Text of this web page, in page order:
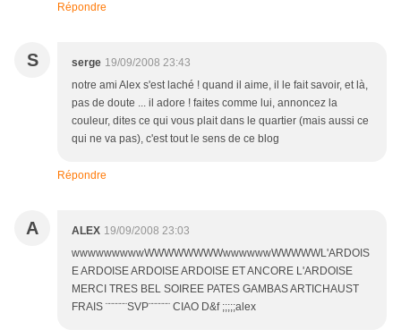
Répondre
S serge 19/09/2008 23:43
notre ami Alex s'est laché ! quand il aime, il le fait savoir, et là,
pas de doute ... il adore ! faites comme lui, annoncez la
couleur, dites ce qui vous plait dans le quartier (mais aussi ce
qui ne va pas), c'est tout le sens de ce blog
Répondre
A ALEX 19/09/2008 23:03
wwwwwwwwwWWWWWWWWwwwwwwWWWWWL'ARDOIS
E ARDOISE ARDOISE ARDOISE ET ANCORE L'ARDOISE
MERCI TRES BEL SOIREE PATES GAMBAS ARTICHAUST
FRAIS ¨¨¨¨¨¨SVP¨¨¨¨¨¨ CIAO D&f ;;;;;alex